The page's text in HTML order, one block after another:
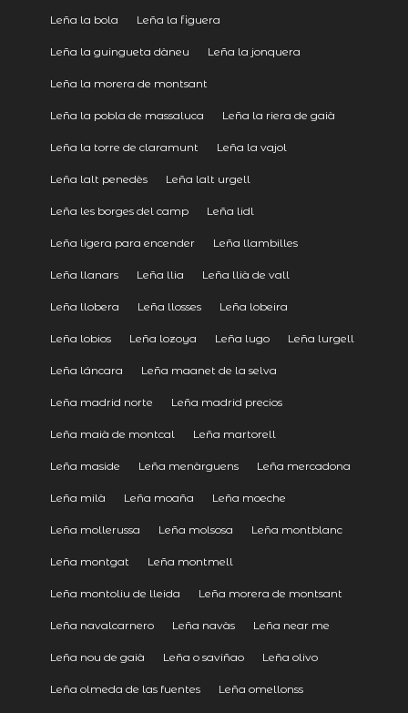
Leña la bola Leña la figuera
Leña la guingueta dàneu Leña la jonquera
Leña la morera de montsant
Leña la pobla de massaluca Leña la riera de gaià
Leña la torre de claramunt Leña la vajol
Leña lalt penedès Leña lalt urgell
Leña les borges del camp Leña lidl
Leña ligera para encender Leña llambilles
Leña llanars Leña llia Leña llià de vall
Leña llobera Leña llosses Leña lobeira
Leña lobios Leña lozoya Leña lugo Leña lurgell
Leña láncara Leña maanet de la selva
Leña madrid norte Leña madrid precios
Leña maià de montcal Leña martorell
Leña maside Leña menàrguens Leña mercadona
Leña milà Leña moaña Leña moeche
Leña mollerussa Leña molsosa Leña montblanc
Leña montgat Leña montmell
Leña montoliu de lleida Leña morera de montsant
Leña navalcarnero Leña navàs Leña near me
Leña nou de gaià Leña o saviñao Leña olivo
Leña olmeda de las fuentes Leña omellonss